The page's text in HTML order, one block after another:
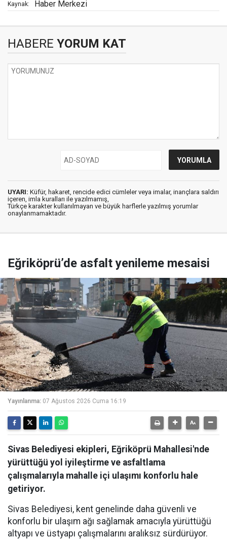
Kaynak: Haber Merkezi
HABERE YORUM KAT
UYARI: Küfür, hakaret, rencide edici cümleler veya imalar, inançlara saldırı
içeren, imla kuralları ile yazılmamış,
Türkçe karakter kullanılmayan ve büyük harflerle yazılmış yorumlar
onaylanmamaktadır.
Eğriköprü’de asfalt yenileme mesaisi
Yayınlanma: 07 Ağustos 2026 Cuma 16:19
Sivas Belediyesi ekipleri, Eğriköprü Mahallesi'nde
yürüttüğü yol iyileştirme ve asfaltlama
çalışmalarıyla mahalle içi ulaşımı konforlu hale
getiriyor.
Sivas Belediyesi, kent genelinde daha güvenli ve
konforlu bir ulaşım ağı sağlamak amacıyla yürüttüğü
altyapı ve üstyapı çalışmalarını aralıksız sürdürüyor.